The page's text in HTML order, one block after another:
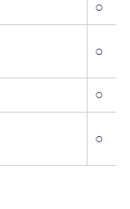
○
○
○
○